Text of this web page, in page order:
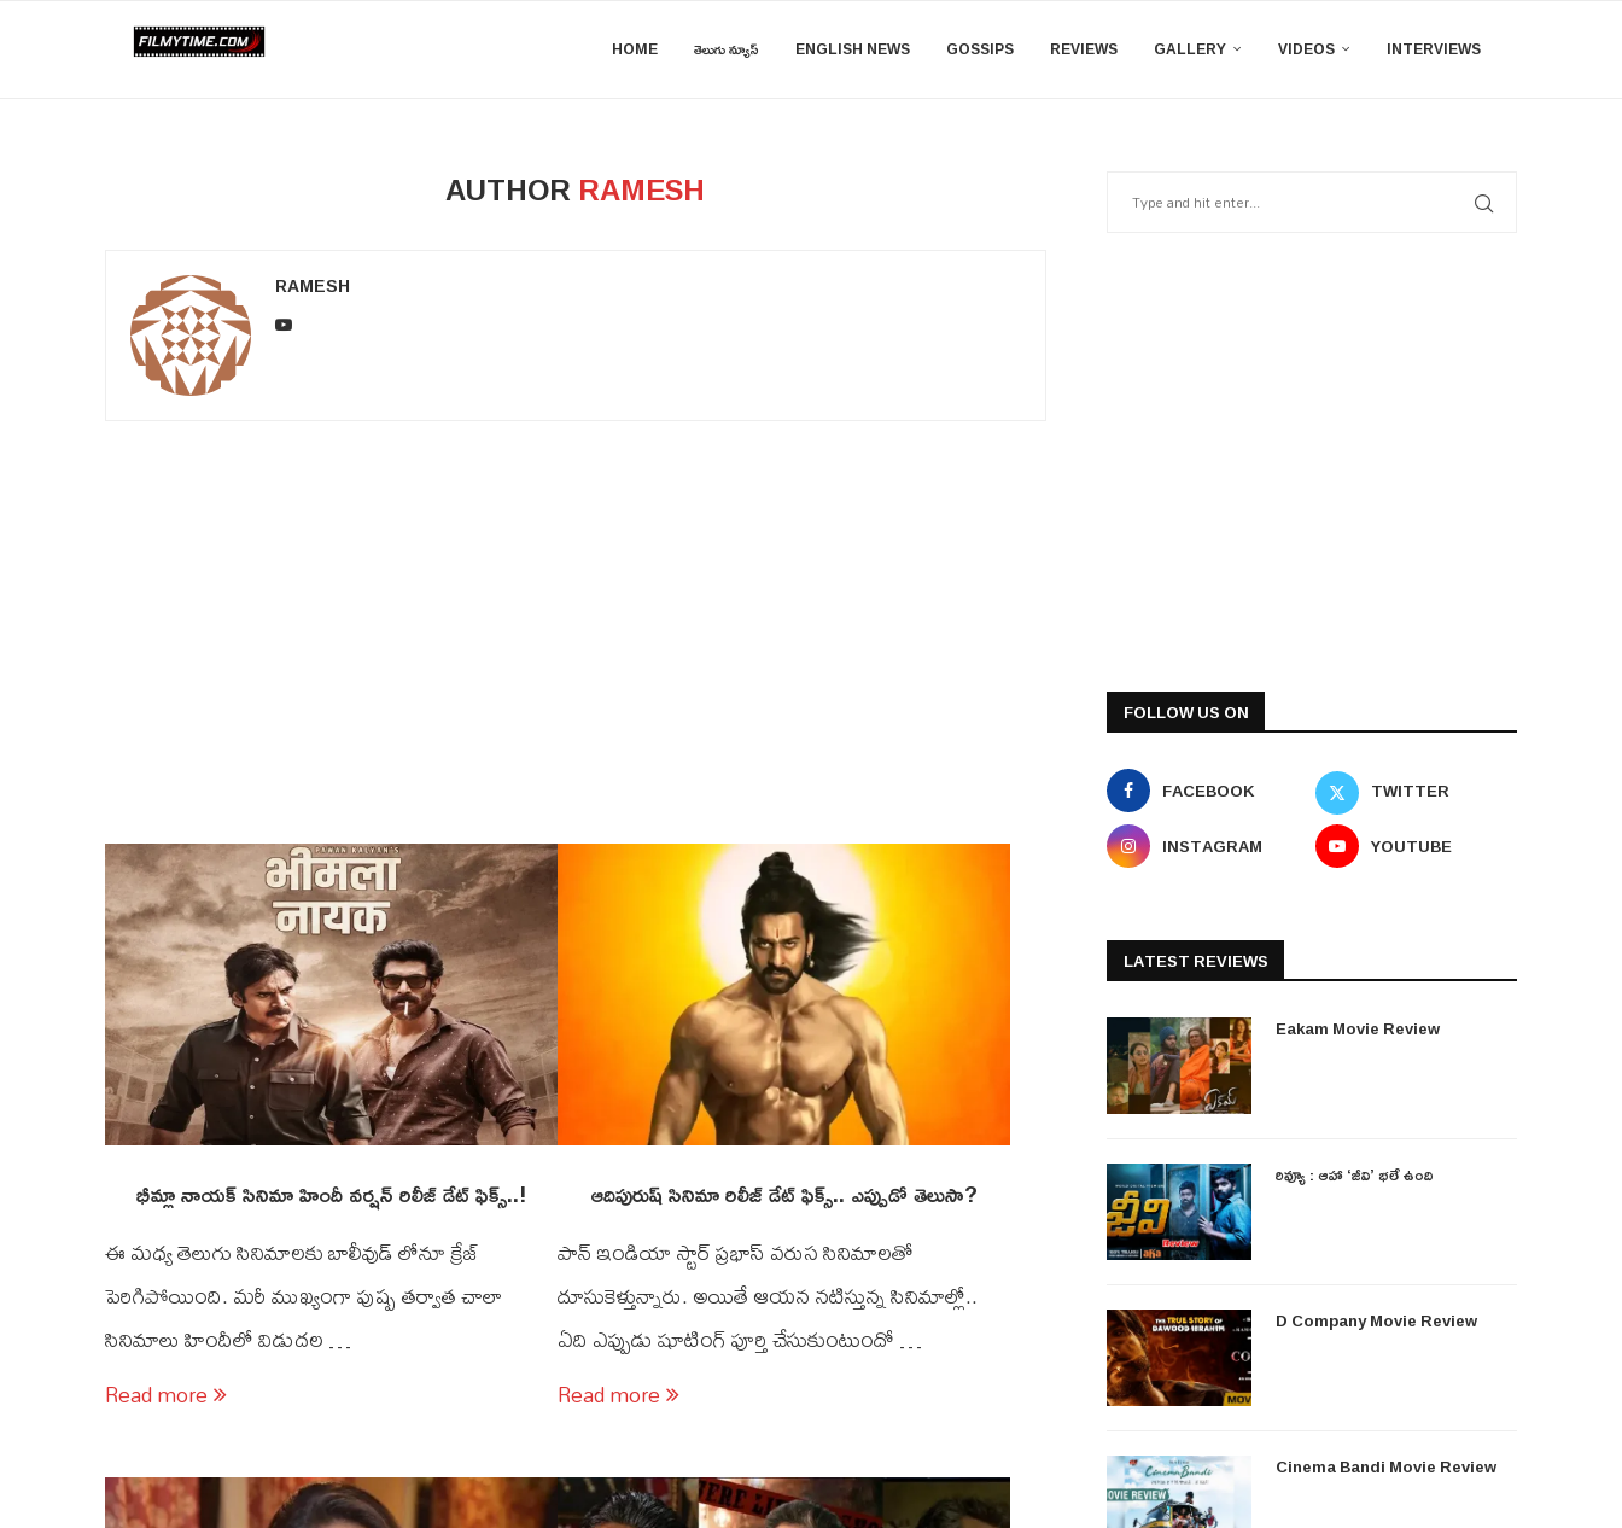
HOME తెలుగు న్యూస్ ENGLISH NEWS GOSSIPS REVIEWS GALLERY VIDEOS INTERVIEWS
AUTHORRAMESH
RAMESH
భీమ్లా నాయక్ సినిమా హిందీ వర్షన్ రిలీజ్ డేట్ ఫిక్స్..!
ఈ మధ్య తెలుగు సినిమాలకు బాలీవుడ్ లోనూ క్రేజ్
పెరిగిపోయింది. మరీ ముఖ్యంగా పుష్ప తర్వాత చాలా
సినిమాలు హిందీలో విడుదల …
Read more
ఆదిపురుష్ సినిమా రిలీజ్ డేట్ ఫిక్స్.. ఎప్పుడో తెలుసా?
పాన్ ఇండియా స్టార్ ప్రభాస్ వరుస సినిమాలతో
దూసుకెళ్తున్నారు. అయితే ఆయన నటిస్తున్న సినిమాల్లో..
ఏది ఎప్పుడు షూటింగ్ పూర్తి చేసుకుంటుందో …
Read more
FOLLOW US ON
FACEBOOK
TWITTER
INSTAGRAM
YOUTUBE
LATEST REVIEWS
Eakam Movie Review
రివ్యూ : ఆహా ‘జీవి’ భలే ఉంది
D Company Movie Review
Cinema Bandi Movie Review